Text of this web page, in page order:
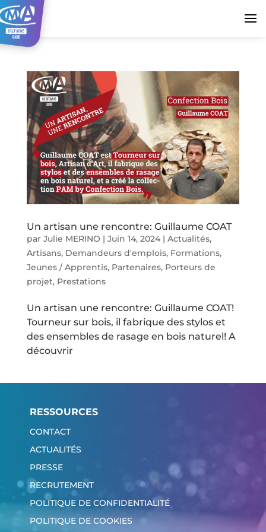
Un artisan une rencontre: Guillaume COAT
par Julie MERINO | Juin 14, 2024| Actualités,
Artisans, Demandeurs d'emplois, Formations,
Jeunes / Apprentis, Partenaires, Porteurs de
projet, Prestations
Un artisan une rencontre: Guillaume COAT!
Tourneur sur bois, il fabrique des stylos et
des ensembles de rasage en bois naturel! A
découvrir
RESSOURCES
CONTACT
ACTUALITÉS
PRESSE
RECRUTEMENT
POLITIQUE DE CONFIDENTIALITÉ
POLITIQUE DE COOKIES